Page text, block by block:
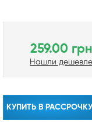
259.00
Нашли
КУПИТЬ В РАССРОЧКУ